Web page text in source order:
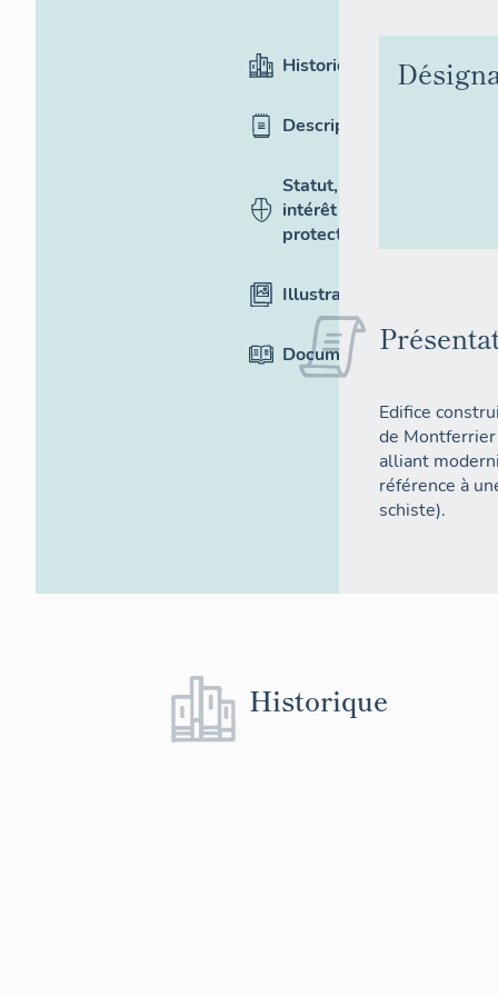
Historique
Description
Statut,
intérêt et
protection
Illustrations
Documentation
Edifice
de
alliant
référence à
schiste).
Historique